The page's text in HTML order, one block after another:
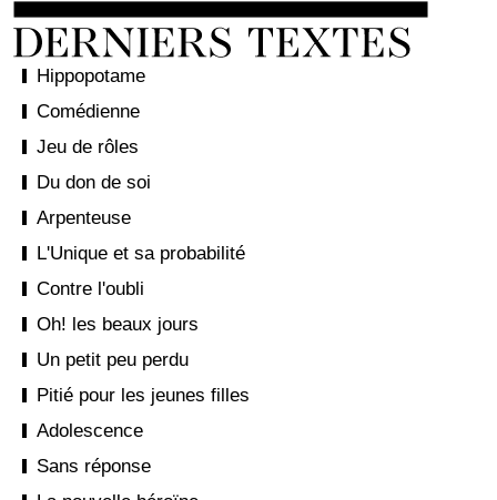
Hippopotame
Comédienne
Jeu de rôles
Du don de soi
Arpenteuse
L'Unique et sa probabilité
Contre l'oubli
Oh! les beaux jours
Un petit peu perdu
Pitié pour les jeunes filles
Adolescence
Sans réponse